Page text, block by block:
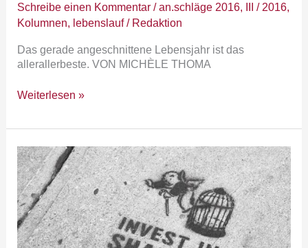
Schreibe einen Kommentar /an.schläge 2016, III / 2016,
Kolumnen, lebenslauf/ Redaktion
Das gerade angeschnittene Lebensjahr ist das
allerallerbeste. VON MICHÈLE THOMA
Weiterlesen »
Wachstumsgrenze